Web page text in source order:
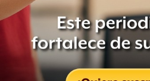
El organismo indica que
20.3
desocupados carecía de
, en tanto que los de
instrucción representaron al
En cuanto a la población